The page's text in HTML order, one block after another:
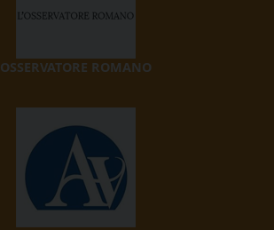
OSSERVATORE ROMANO